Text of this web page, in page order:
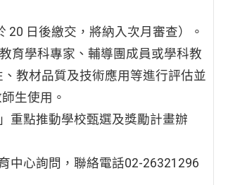
日後繳交，將納入次月審查）。
育學科專家、輔導團成員或學科教
教材品質及技術應用等進行評估並
生使用。
重點推動學校甄選及獎勵計畫辦
中心詢問，聯絡電話02-26321296